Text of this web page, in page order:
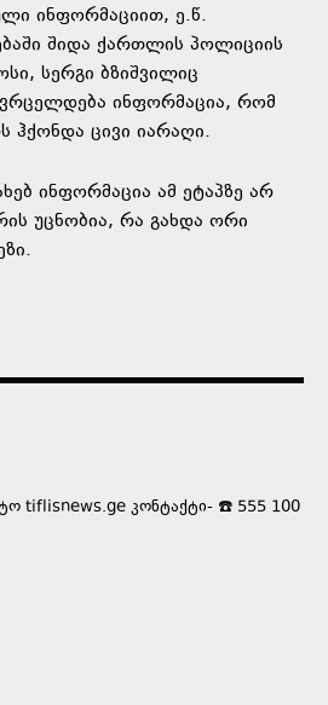
ინფორმაციით, ე.წ.
შიდა ქართლის პოლიციის
სერგი ბზიშვილიც
ინფორმაცია, რომ
ჰქონდა ცივი იარაღი.
ინფორმაცია ამ ეტაპზე არ
უცნობია, რა გახდა ორი
tiflisnews.ge კონტაქტი- ☎️ 555 100